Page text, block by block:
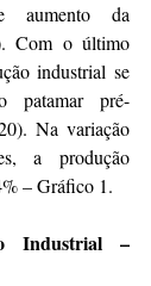
aumento da
Com o último
industrial se
patamar pré-
Na variação
a produção
– Gráfico 1.
Industrial –